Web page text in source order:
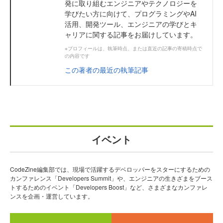
発に取り組むエンジニアやテクノロジーを
学びたい方に向けて、プログラミングやAI
活用、開発ツール、エンジニアの学びとキ
ャリアに関する記事をお届けしています。
※プロフィールは、執筆時点、または直近の記事の寄稿時点で
の内容です
この著者の最近の執筆記事
イベント
CodeZine編集部では、現場で活躍するデベロッパーをスターにするための
カンファレンス「Developers Summit」や、エンジニアの生きざまをブース
トするためのイベント「Developers Boost」など、さまざまなカンファレ
ンスを企画・運営しています。